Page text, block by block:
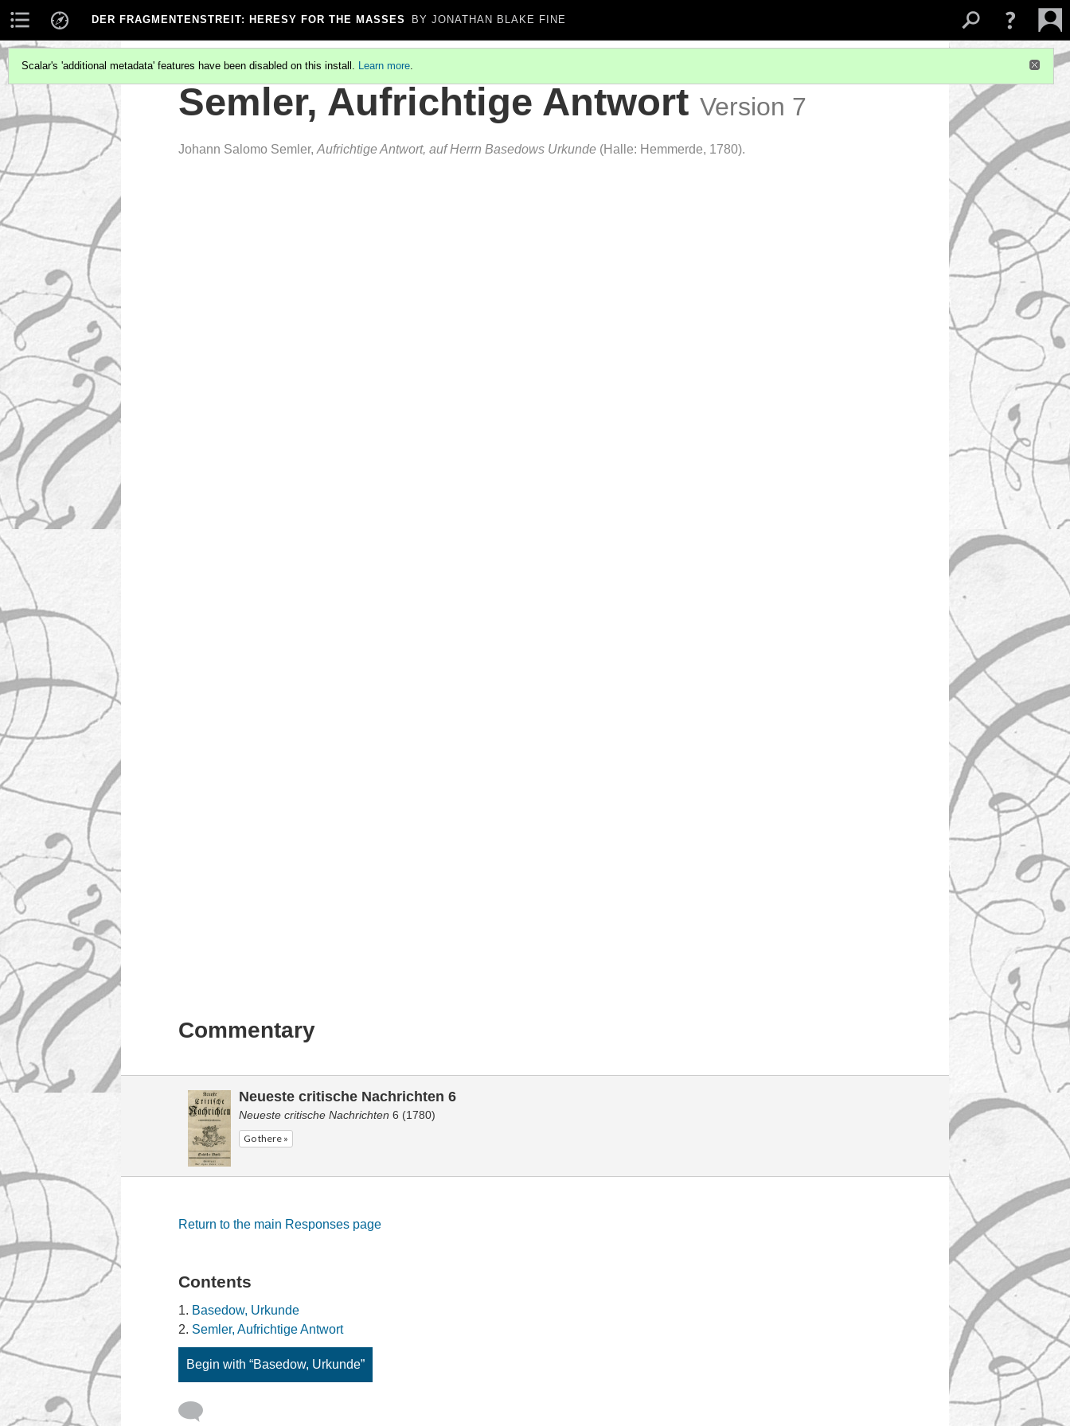
DER FRAGMENTENSTREIT: HERESY FOR THE MASSES BY JONATHAN BLAKE FINE
Scalar's 'additional metadata' features have been disabled on this install. Learn more.
Semler, Aufrichtige Antwort Version 7
Johann Salomo Semler, Aufrichtige Antwort, auf Herrn Basedows Urkunde (Halle: Hemmerde, 1780).
Commentary
Neueste critische Nachrichten 6
Neueste critische Nachrichten 6 (1780)
Go there »
Return to the main Responses page
Contents
Basedow, Urkunde
Semler, Aufrichtige Antwort
Begin with “Basedow, Urkunde”